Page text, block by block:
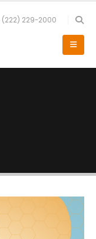
(222) 229-2000